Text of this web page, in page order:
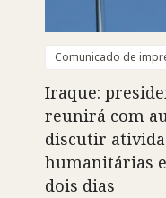
Comunicado de
Iraque:
reunirá com
discutir
humanitárias
dois dias